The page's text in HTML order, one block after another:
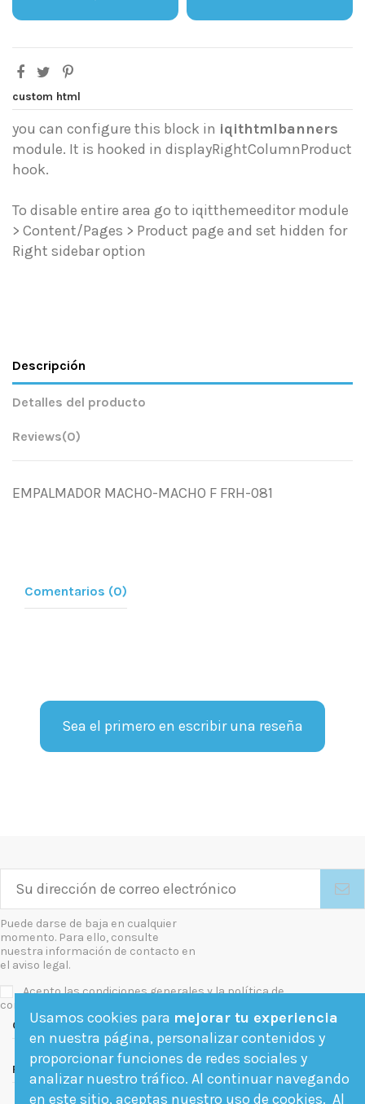
custom html
you can configure this block in iqithtmlbanners
module. It is hooked in displayRightColumnProduct
hook.
To disable entire area go to iqitthemeeditor module
> Content/Pages > Product page and set hidden for
Right sidebar option
Descripción
Detalles del producto
Reviews(0)
EMPALMADOR MACHO-MACHO F FRH-081
Comentarios (0)
Sea el primero en escribir una reseña
Puede darse de baja en cualquier
momento. Para ello, consulte
nuestra información de contacto en
el aviso legal.
Acepto las condiciones generales y la política de
confidencialidad
Contact us
Follow us
Usamos cookies para mejorar tu experiencia
en nuestra página, personalizar contenidos y
proporcionar funciones de redes sociales y
analizar nuestro tráfico. Al continuar navegando
en este sitio, aceptas nuestro uso de cookies. Al